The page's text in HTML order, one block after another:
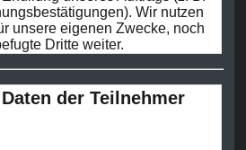
Wir nutzen
unsere eigenen Zwecke, noch
Dritte weiter.
der Teilnehmer